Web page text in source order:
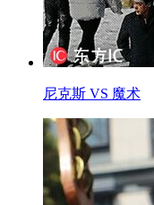
尼克斯 VS 魔术